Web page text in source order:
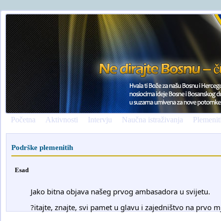
Početna Aktivnosti Intervju Naučna istraživanja
Podrške plemenitih
Esad
	Jako bitna objava našeg prvog ambasadora u svijetu.
?itajte, znajte, svi pamet u glavu i zajedništvo na prvo